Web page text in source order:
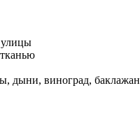
улицы
дыни, виноград,